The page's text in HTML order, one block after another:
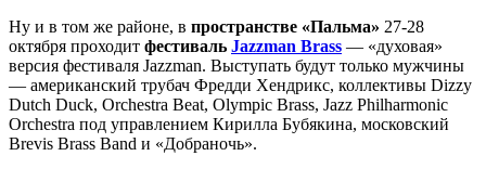
Ну и в том же районе, в пространстве «Пальма» 27-28
октября проходит фестиваль Jazzman Brass — «духовая»
версия фестиваля Jazzman. Выступать будут только мужчины
— американский трубач Фредди Хендрикс, коллективы Dizzy
Dutch Duck, Orchestra Beat, Olympic Brass, Jazz Philharmonic
Orchestra под управлением Кирилла Бубякина, московский
Brevis Brass Band и «Добраночь».